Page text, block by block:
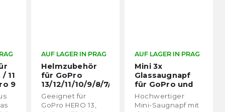
11
9
Helmzubehör
für GoPro
13/12/11/10/9/8/7/6/5/4/3+/3
etc.
AUF LAGER IN PRAG
Geeignet für
GoPro HERO 13,
Mini 3x
Glassaugnapf
für GoPro und
Sportkameras
AUF LAGER IN PRAG
Hochwertiger
Mini-Saugnapf mit